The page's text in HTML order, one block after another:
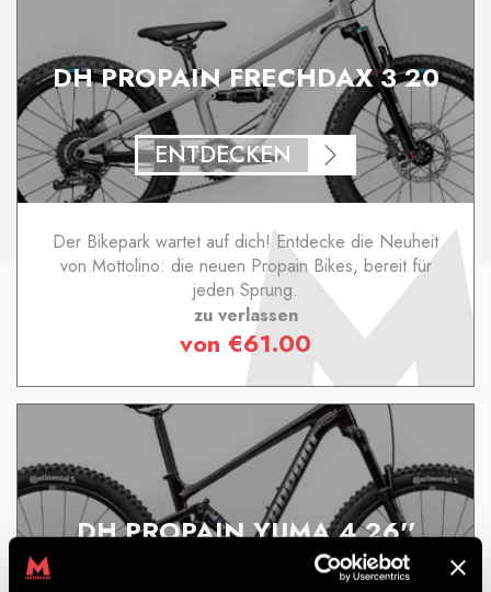
DH PROPAIN FRECHDAX 3 20
ENTDECKEN
Der Bikepark wartet auf dich! Entdecke die Neuheit
von Mottolino: die neuen Propain Bikes, bereit für
jeden Sprung.
zu verlassen
von €61.00
DH PROPAIN YUMA 4 26''